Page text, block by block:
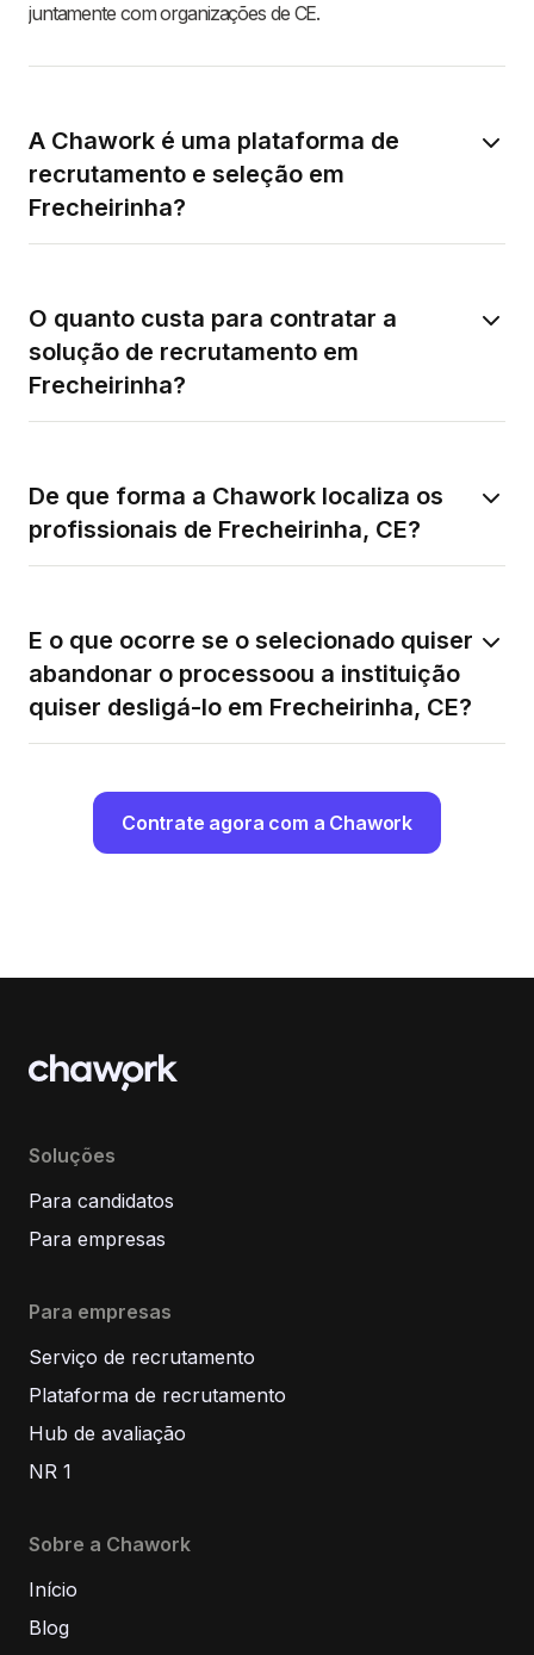
juntamente com organizações de CE.
A Chawork é uma plataforma de
recrutamento e seleção em
Frecheirinha?
O quanto custa para contratar a
solução de recrutamento em
Frecheirinha?
De que forma a Chawork localiza os
profissionais de Frecheirinha, CE?
E o que ocorre se o selecionado quiser
abandonar o processoou a instituição
quiser desligá-lo em Frecheirinha, CE?
Contrate agora com a Chawork
Soluções
Para candidatos
Para empresas
Para empresas
Serviço de recrutamento
Plataforma de recrutamento
Hub de avaliação
NR 1
Sobre a Chawork
Início
Blog